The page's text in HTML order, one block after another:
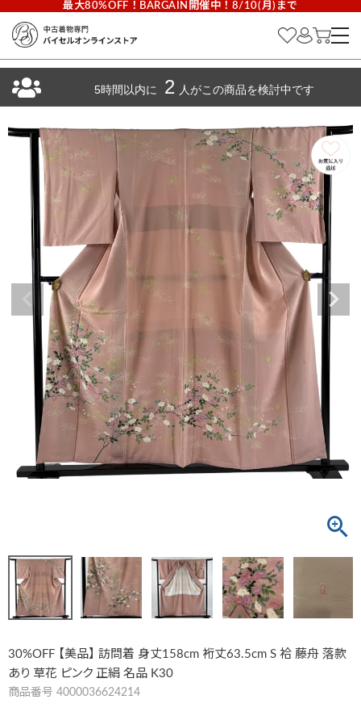
最大80%OFF！BARGAIN開催中！8/10(月)まで
30%OFF 【美品】 訪問着 身丈158cm 裄丈63.5cm S 袷 藤舟 落款
あり 草花 ピンク 正絹 名品 K30
商品番号 4000036624214
5時間以内に 2 人がこの商品を検討中です